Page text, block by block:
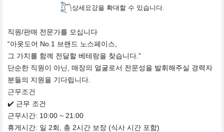
상세요강을 확대할 수 있습니다.
직원/판매 전문가를 모십니다
“아웃도어 No.1 브랜드 노스페이스,
그 가치를 함께 전달할 베테랑을 찾습니다.”
단순한 직원이 아닌, 매장의 얼굴로서 전문성을 발휘해주실 경력자
분들의 지원을 기다립니다.
근무조건
✔️ 근무 조건
근무시간: 10:00 ~ 21:00
휴게시간: 일 2회, 총 2시간 보장 (식사 시간 포함)